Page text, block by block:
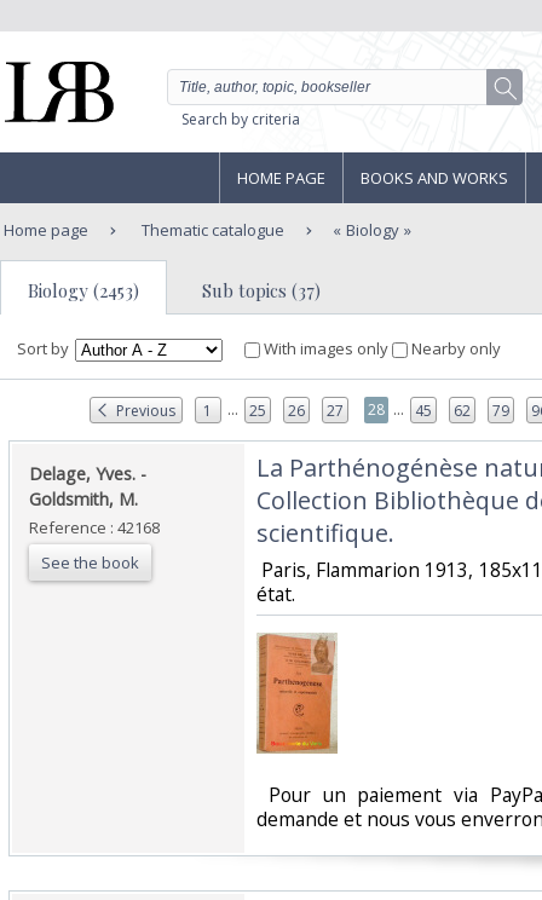
Search by criteria
HOME PAGE BOOKS AND WORKS
Home page Thematic catalogue Biology
Biology (2453) Sub topics (37)
Sort by With images only Nearby only
Previous 1 ... 25 26 27 28 ... 45 62 79
‎Delage, Yves. -
Goldsmith, M.‎
Reference : 42168
See the book
‎La Parthénogénèse
Collection Bibliothèque
scientifique.‎
Paris, Flammarion 1913,
état. ‎
Pour un paiement via
demande et nous vous